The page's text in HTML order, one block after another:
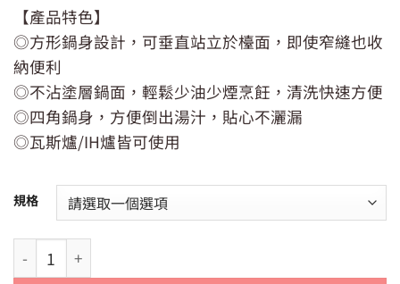
【產品特色】
◎方形鍋身設計，可垂直站立於檯面，即使窄縫也收
納便利
◎不沾塗層鍋面，輕鬆少油少煙烹飪，清洗快速方便
◎四角鍋身，方便倒出湯汁，貼心不灑漏
◎瓦斯爐/IH爐皆可使用
規格
日本【DOSHISHA sutto】方型四角平底鍋（附蓋） 數量